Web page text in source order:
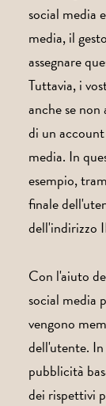
social media
media, il
assegnare
Tuttavia, i
anche se
di un
media. In
esempio,
finale
dell'indirizzo
Con l'aiuto
social media
vengono
dell'utente.
pubblicità
dei rispettivi